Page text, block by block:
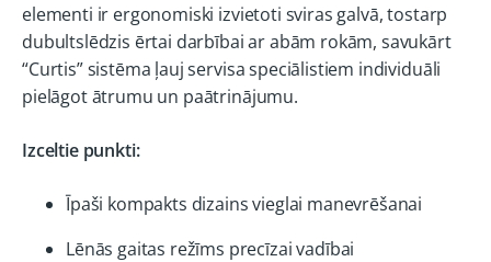
elementi ir ergonomiski izvietoti sviras galvā, tostarp
dubultslēdzis ērtai darbībai ar abām rokām, savukārt
“Curtis” sistēma ļauj servisa speciālistiem individuāli
pielāgot ātrumu un paātrinājumu.
Izceltie punkti:
Īpaši kompakts dizains vieglai manevrēšanai
Lēnās gaitas režīms precīzai vadībai